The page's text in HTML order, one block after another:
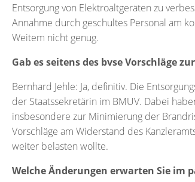
Entsorgung von Elektroaltgeräten zu
Annahme durch geschultes Personal am
Weitem nicht genug.
Gab es seitens des bvse Vorschläge
Bernhard Jehle: Ja, definitiv. Die
der Staatssekretärin im BMUV. Dabei
insbesondere zur Minimierung der
Vorschläge am Widerstand des
weiter belasten wollte.
Welche Änderungen erwarten Sie im